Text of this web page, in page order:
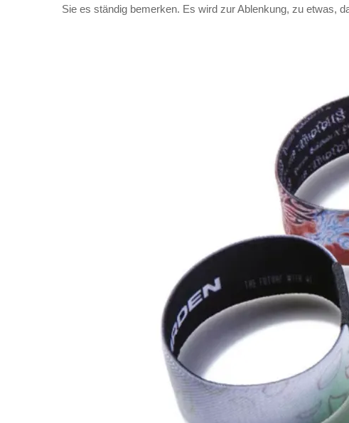
Sie es ständig bemerken. Es wird zur Ablenkung, zu etwas,